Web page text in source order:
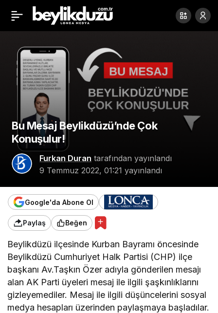
Bu Mesaj Beylikdüzü’nde Çok
Konuşulur!
Furkan Duran tarafından yayınlandı
9 Temmuz 2022, 01:21 yayınlandı
Google'da Abone Ol
Paylaş Beğen
Beylikdüzü ilçesinde Kurban Bayramı öncesinde
Beylikdüzü Cumhuriyet Halk Partisi (CHP) ilçe
başkanı Av.Taşkın Özer adıyla gönderilen mesajı
alan AK Parti üyeleri mesaj ile ilgili şaşkınlıklarını
gizleyemediler. Mesaj ile ilgili düşüncelerini sosyal
medya hesapları üzerinden paylaşmaya başladılar.
Van Dernekler
Şenliği Düzenledi
Paylaş